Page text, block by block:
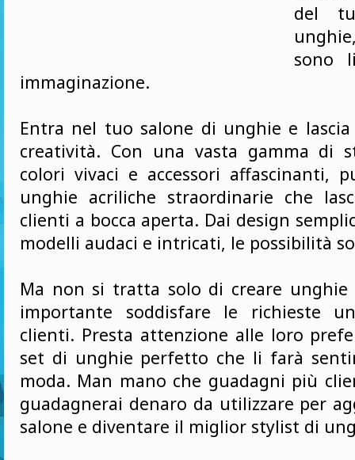
del
sono
immaginazione.
Entra nel tuo salone di unghie e
creatività. Con una vasta gamma di
colori vivaci e accessori affascinanti,
unghie acriliche straordinarie che
clienti a bocca aperta. Dai design
modelli audaci e intricati, le possibilità
Ma non si tratta solo di creare unghie
importante soddisfare le richieste
clienti. Presta attenzione alle loro
set di unghie perfetto che li farà
moda. Man mano che guadagni più
guadagnerai denaro da utilizzare per
salone e diventare il miglior stylist di